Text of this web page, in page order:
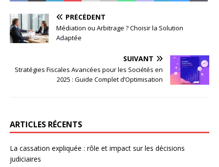
PRÉCÉDENT
Médiation ou Arbitrage ? Choisir la Solution
Adaptée
SUIVANT
Stratégies Fiscales Avancées pour les Sociétés en
2025 : Guide Complet d’Optimisation
ARTICLES RÉCENTS
La cassation expliquée : rôle et impact sur les décisions
judiciaires